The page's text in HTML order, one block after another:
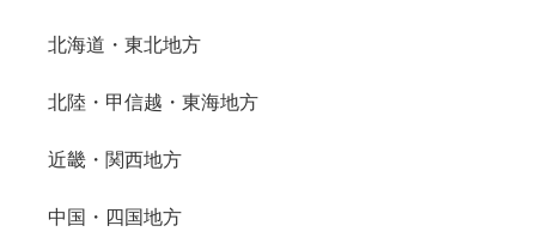
北海道・東北地方
北陸・甲信越・東海地方
近畿・関西地方
中国・四国地方